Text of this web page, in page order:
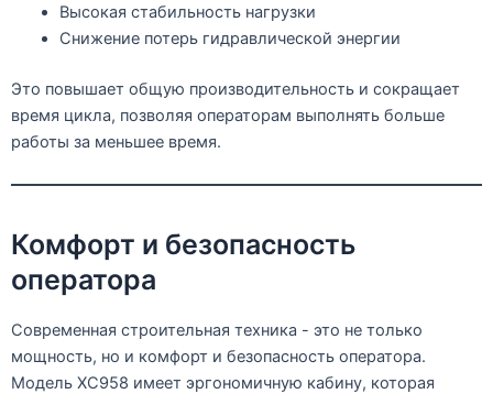
Высокая стабильность нагрузки
Снижение потерь гидравлической энергии
Это повышает общую производительность и сокращает
время цикла, позволяя операторам выполнять больше
работы за меньшее время.
Комфорт и безопасность
оператора
Современная строительная техника - это не только
мощность, но и комфорт и безопасность оператора.
Модель XC958 имеет эргономичную кабину, которая